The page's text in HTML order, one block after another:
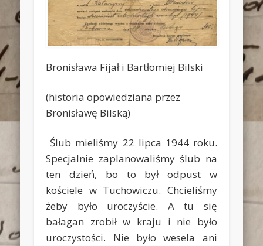
Bronisława Fijał i Bartłomiej Bilski
(historia opowiedziana przez
Bronisławę Bilską)
Ślub mieliśmy 22 lipca 1944 roku.
Specjalnie zaplanowaliśmy ślub na
ten dzień, bo to był odpust w
kościele w Tuchowiczu. Chcieliśmy
żeby było uroczyście. A tu się
bałagan zrobił w kraju i nie było
uroczystości. Nie było wesela ani